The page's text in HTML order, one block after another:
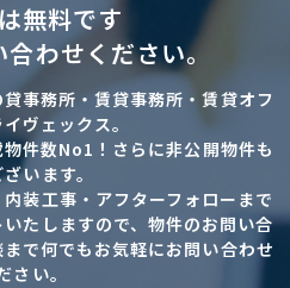
無料です
わせください。
事務所・賃貸事務所・賃貸オフ
ヴェックス。
件数No1！さらに非公開物件も
います。
装工事・アフターフォローまで
たしますので、物件のお問い合
で何でもお気軽にお問い合わせ
さい。